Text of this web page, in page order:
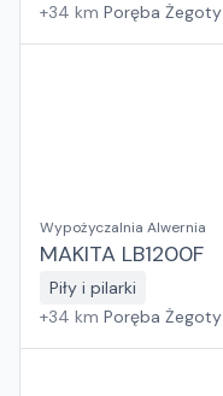
+34 km Poręba Żegoty
Wypożyczalnia Alwernia
MAKITA LB1200F
Piły i pilarki
+34 km Poręba Żegoty